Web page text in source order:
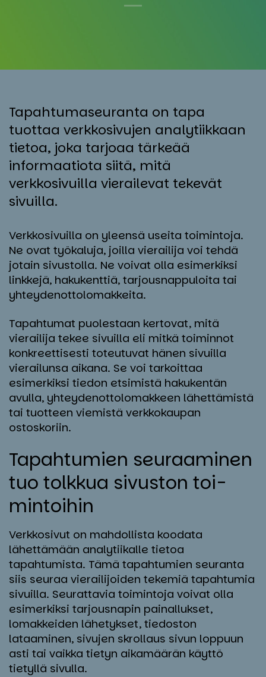
Tapahtumaseuranta on tapa
tuottaa verkkosivujen analytiikkaan
tietoa, joka tarjoaa tärkeää
informaatiota siitä, mitä
verkkosivuilla vierailevat tekevät
sivuilla.
Verkkosivuilla on yleensä useita toimintoja.
Ne ovat työkaluja, joilla vierailija voi tehdä
jotain sivustolla. Ne voivat olla esimerkiksi
linkkejä, hakukenttiä, tarjousnappuloita tai
yhteydenottolomakkeita.
Tapahtumat puolestaan kertovat, mitä
vierailija tekee sivuilla eli mitkä toiminnot
konkreettisesti toteutuvat hänen sivuilla
vierailunsa aikana. Se voi tarkoittaa
esimerkiksi tiedon etsimistä hakukentän
avulla, yhteydenottolomakkeen lähettämistä
tai tuotteen viemistä verkkokaupan
ostoskoriin.
Ta­pah­tu­mien seu­raa­mi­nen
tuo tolk­kua si­vus­ton toi­
min­toi­hin
Verkkosivut on mahdollista koodata
lähettämään analytiikalle tietoa
tapahtumista. Tämä tapahtumien seuranta
siis seuraa vierailijoiden tekemiä tapahtumia
sivuilla. Seurattavia toimintoja voivat olla
esimerkiksi tarjousnapin painallukset,
lomakkeiden lähetykset, tiedoston
lataaminen, sivujen skrollaus sivun loppuun
asti tai vaikka tietyn aikamäärän käyttö
tietyllä sivulla.